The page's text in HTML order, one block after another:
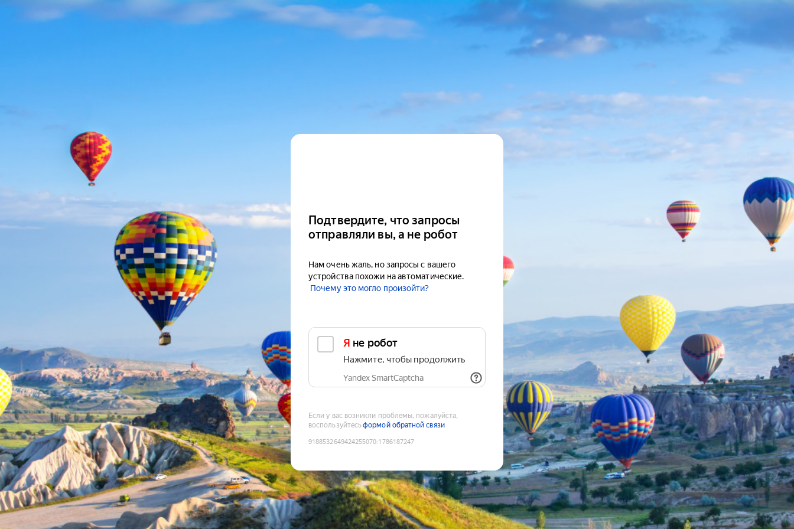
Подтвердите, что запросы
отправляли вы, а не робот
Нам очень жаль, но запросы с вашего
устройства похожи на автоматические.
Почему это могло произойти?
Я не робот
Нажмите, чтобы продолжить
Yandex SmartCaptcha
Если у вас возникли проблемы, пожалуйста,
воспользуйтесьформой обратной связи
9188532649424255070:1786187247